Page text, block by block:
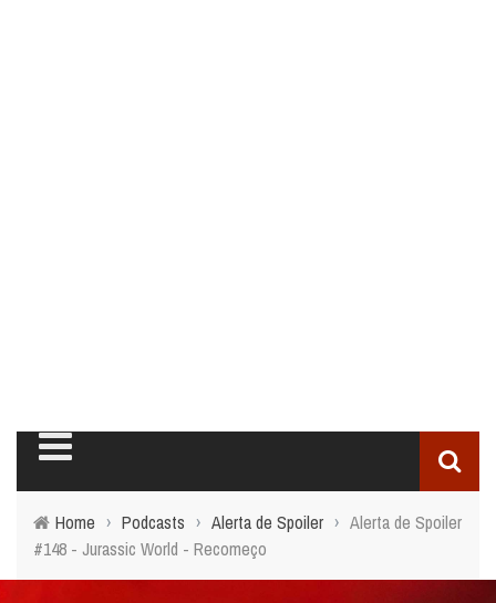
Home › Podcasts › Alerta de Spoiler › Alerta de Spoiler
#148 - Jurassic World - Recomeço